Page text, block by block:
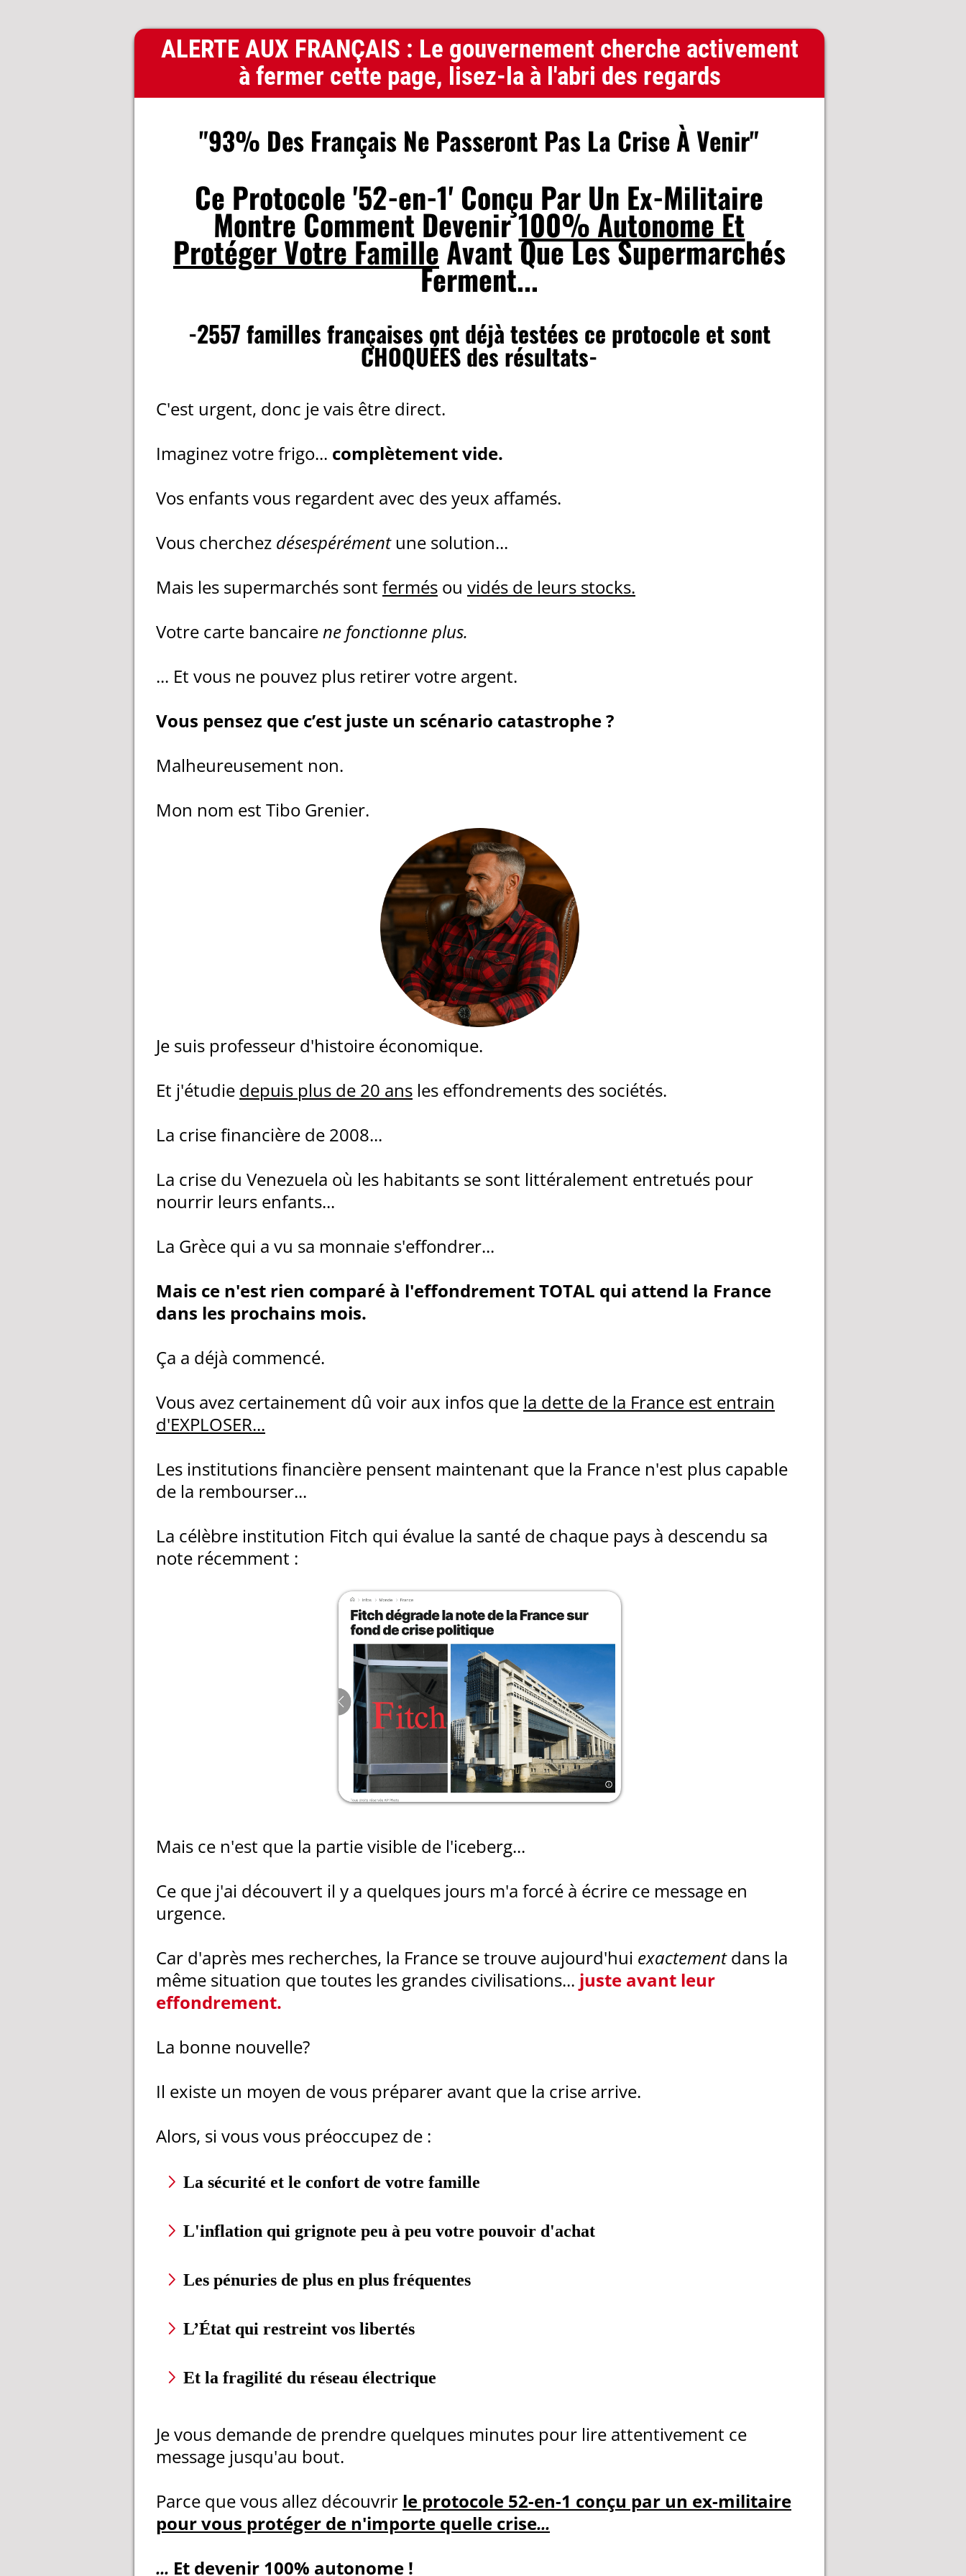
ALERTE AUX FRANÇAIS : Le gouvernement cherche activement
à fermer cette page, lisez-la à l'abri des regards
"93% Des Français Ne Passeront Pas La Crise À Venir"
Ce Protocole '52-en-1' Conçu Par Un Ex-Militaire
Montre Comment Devenir100% Autonome Et
Protéger Votre FamilleAvant Que Les Supermarchés
Ferment...
-2557 familles françaises ont déjà testées ce protocole et sont
CHOQUÉES des résultats-
C'est urgent, donc je vais être direct.
Imaginez votre frigo... complètement vide.
Vos enfants vous regardent avec des yeux affamés.
Vous cherchez désespérémentune solution...
Mais les supermarchés sont fermés ou vidés de leurs stocks.
Votre carte bancairene fonctionne plus.
... Et vous ne pouvez plus retirer votre argent.
Vous pensez que c’est juste un scénario catastrophe ?
Malheureusement non.
Mon nom est Tibo Grenier.
Je suis professeur d'histoire économique.
Et j'étudie depuis plus de 20 ans les effondrements des sociétés.
La crise financière de 2008...
La crise du Venezuela où les habitants se sont littéralement entretués pour
nourrir leurs enfants...
La Grèce qui a vu sa monnaie s'effondrer...
Mais ce n'est rien comparé à l'effondrement TOTAL qui attend la France
dans les prochains mois.
Ça a déjà commencé.
Vous avez certainement dû voir aux infos que la dette de la France est entrain
d'EXPLOSER...
Les institutions financière pensent maintenant que la France n'est plus capable
de la rembourser...
La célèbre institution Fitch qui évalue la santé de chaque pays à descendu sa
note récemment :
Mais ce n'est que la partie visible de l'iceberg...
Ce que j'ai découvert il y a quelques jours m'a forcé à écrire ce message en
urgence.
Car d'après mes recherches, la France se trouve aujourd'hui exactementdans la
même situation que toutes les grandes civilisations... juste avant leur
effondrement.
La bonne nouvelle?
Il existe un moyen de vous préparer avant que la crise arrive.
Alors, si vous vous préoccupez de :
La sécurité et le confort de votre famille
L'inflation qui grignote peu à peu votre pouvoir d'achat
Les pénuries de plus en plus fréquentes
L’État qui restreint vos libertés
Et la fragilité du réseau électrique
Je vous demande de prendre quelques minutes pour lire attentivement ce
message jusqu'au bout.
Parce que vous allez découvrir le protocole 52-en-1 conçu par un ex-militaire
pour vous protéger de n'importe quelle crise...
... Et devenir 100% autonome !